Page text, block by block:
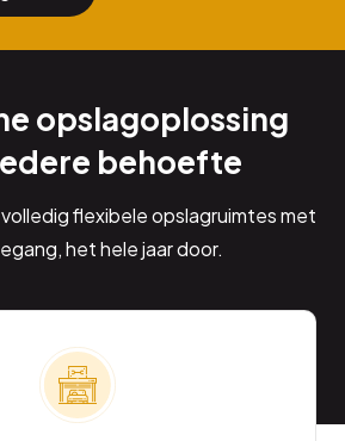
opslagoplossing
behoefte
flexibele opslagruimtes met
het hele jaar door.